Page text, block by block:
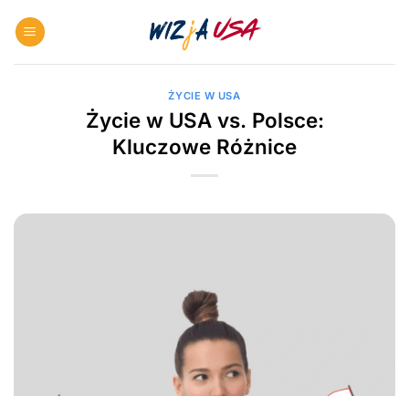
ŻYCIE W USA
Życie w USA vs. Polsce:
Kluczowe Różnice